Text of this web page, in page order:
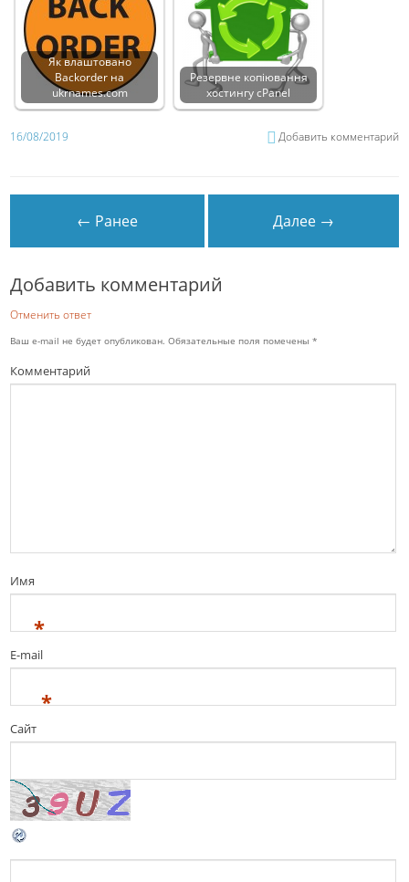
Як влаштовано
Backorder на
ukrnames.com
Резервне копіювання
хостингу cPanel
16/08/2019 Добавить комментарий
← Ранее Далее →
Добавить комментарий
Отменить ответ
Ваш e-mail не будет опубликован. Обязательные поля помечены*
Комментарий
Имя
*
E-mail
*
Сайт